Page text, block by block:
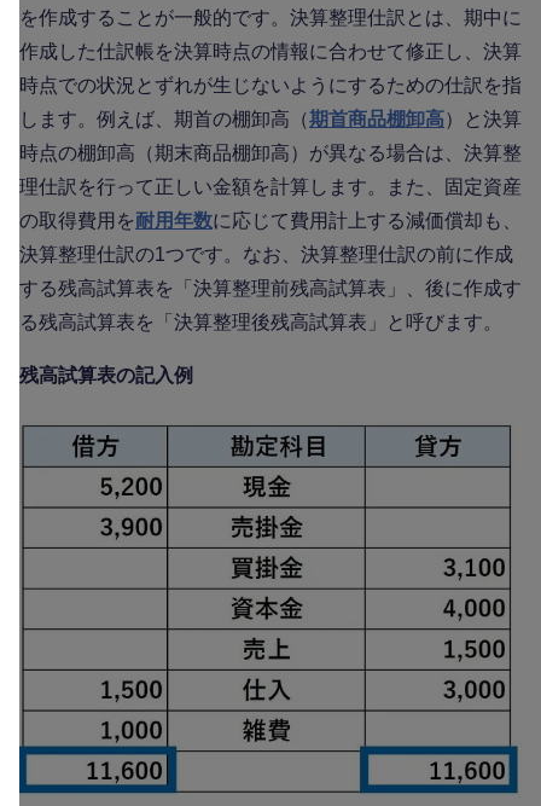
を作成することが一般的です。決算整理仕訳とは、期中に
作成した仕訳帳を決算時点の情報に合わせて修正し、決算
時点での状況とずれが生じないようにするための仕訳を指
します。例えば、期首の棚卸高（期首商品棚卸高）と決算
時点の棚卸高（期末商品棚卸高）が異なる場合は、決算整
理仕訳を行って正しい金額を計算します。また、固定資産
の取得費用を耐用年数に応じて費用計上する減価償却も、
決算整理仕訳の1つです。なお、決算整理仕訳の前に作成
する残高試算表を「決算整理前残高試算表」、後に作成す
る残高試算表を「決算整理後残高試算表」と呼びます。
残高試算表の記入例